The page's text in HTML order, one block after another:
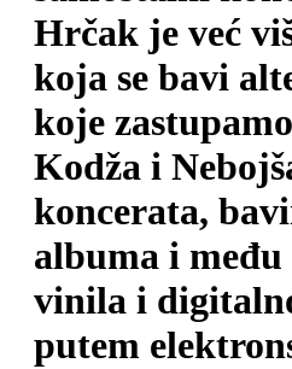
Hrčak je već
koja se bavi
koje
Kodža i
koncerata,
albuma i
vinila i
putem